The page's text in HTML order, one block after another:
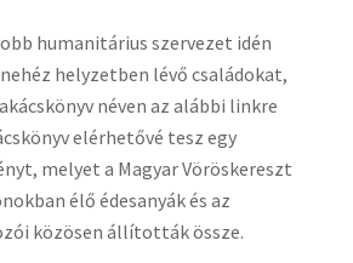
humanitárius szervezet idén
helyzetben lévő családokat,
néven az alábbi linkre
elérhetővé tesz egy
melyet a Magyar Vöröskereszt
élő édesanyák és az
közösen állították össze.